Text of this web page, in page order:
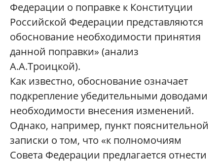
Федерации о поправке к Конституции
Российской Федерации представляются
обоснование необходимости принятия
данной поправки» (анализ
А.А.Троицкой).
Как известно, обоснование означает
подкрепление убедительными доводами
необходимости внесения изменений.
Однако, например, пункт пояснительной
записки о том, что «к полномочиям
Совета Федерации предлагается отнести